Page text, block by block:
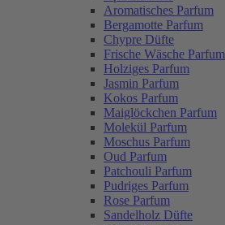
Aromatisches Parfum
Bergamotte Parfum
Chypre Düfte
Frische Wäsche Parfum
Holziges Parfum
Jasmin Parfum
Kokos Parfum
Maiglöckchen Parfum
Molekül Parfum
Moschus Parfum
Oud Parfum
Patchouli Parfum
Pudriges Parfum
Rose Parfum
Sandelholz Düfte